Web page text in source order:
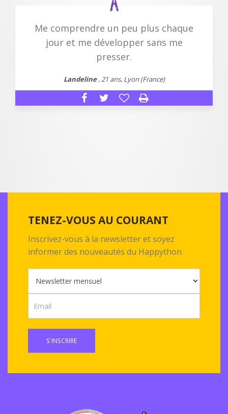
Me comprendre un peu plus chaque
jour et me développer sans me
presser.
Landeline, 21 ans, Lyon (France)
TENEZ-VOUS AU COURANT
Inscrivez-vous à la newsletter et soyez
informer des nouveautés du Happython
S'INSCRIRE